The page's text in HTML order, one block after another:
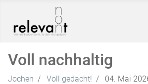
Voll nachhaltig
Jochen Voll gedacht! 04. Mai